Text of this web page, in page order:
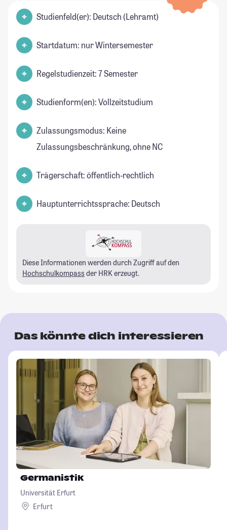
Studienfeld(er): Deutsch (Lehramt)
Startdatum: nur Wintersemester
Regelstudienzeit: 7 Semester
Studienform(en): Vollzeitstudium
Zulassungsmodus: Keine
Zulassungsbeschränkung, ohne NC
Trägerschaft: öffentlich-rechtlich
Hauptunterrichtssprache: Deutsch
Diese Informationen werden durch Zugriff auf den
Hochschulkompass der HRK erzeugt.
Das könnte dich interessieren
Germanistik
Universität Erfurt
Erfurt